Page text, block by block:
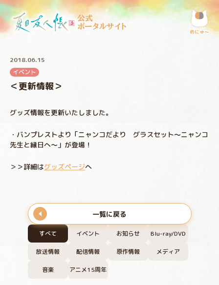
公式
ポータルサイト
めにゅ〜
すべて イベント お知らせ Blu-ray/DVD
放送情報 配信情報 原作情報 メディア
音楽 アニメ15周年
2018.06.15
イベント
＜更新情報＞
グッズ情報を更新いたしました。
・バンプレストより「ニャンコだより グラスセット～ニャンコ
先生と縁日へ～」が登場！
＞＞詳細はグッズページへ
一覧に戻る